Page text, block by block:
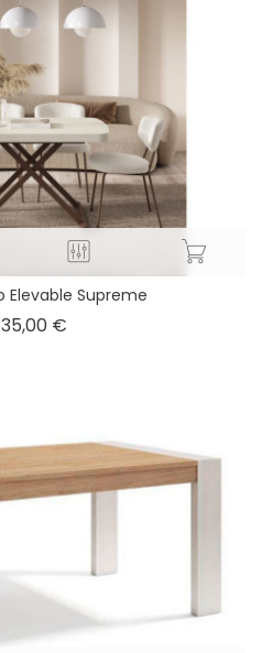
Elevable Supreme
€Precio